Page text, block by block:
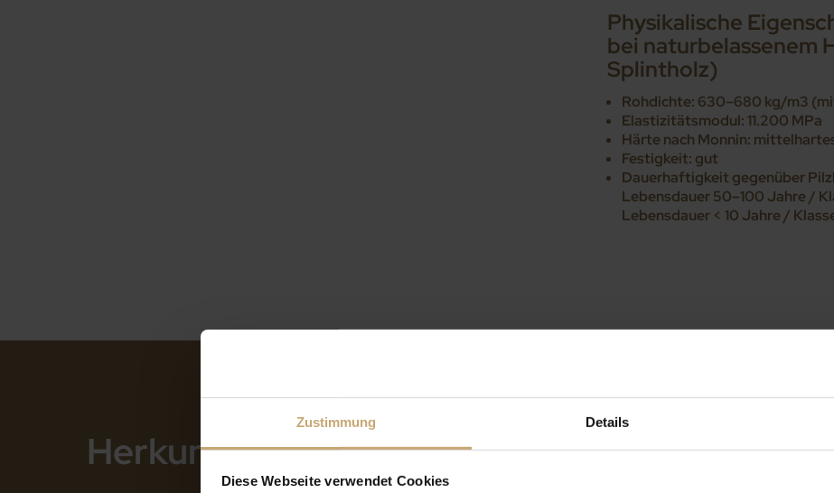
Zustimmung Details
Diese Webseite verwendet Cookies
Physikalische
bei naturbelassenem
Splintholz)
Rohdichte: 630–680 kg/m3
Elastizitätsmodul: 11.200 MPa
Härte nach Monnin:
Festigkeit: gut
Dauerhaftigkeit gegenüber
Lebensdauer 50–100 Jahre /
Lebensdauer < 10 Jahre /
Anwendungen
HerkunftFrankreich